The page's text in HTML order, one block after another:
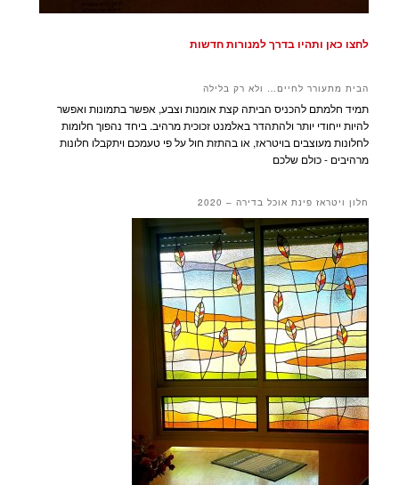
לחצו כאן ותהיו בדרך למנורות חדשות
הבית מתעורר לחיים… ולא רק בלילה
תמיד חלמתם להכניס הביתה קצת אומנות וצבע, אפשר בתמונות ואפשר
להיות ייחודי יותר ולהתהדר באלמנט זכוכית מרהיב. ביחד נהפוך חלומות
לחלונות מעוצבים בויטראז, או בהתזת חול על פי טעמכם ויתקבלו חלונות
מרהיבים - כולם שלכם
חלון ויטראז פינת אוכל בדירה – 2020